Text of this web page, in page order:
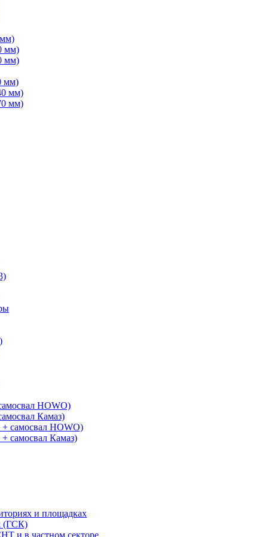
мм)
мм)
мм)
мм)
мм)
HOWO)
Камаз)
самосвал HOWO)
самосвал Камаз)
и площадках
(ГСК)
и в частном секторе